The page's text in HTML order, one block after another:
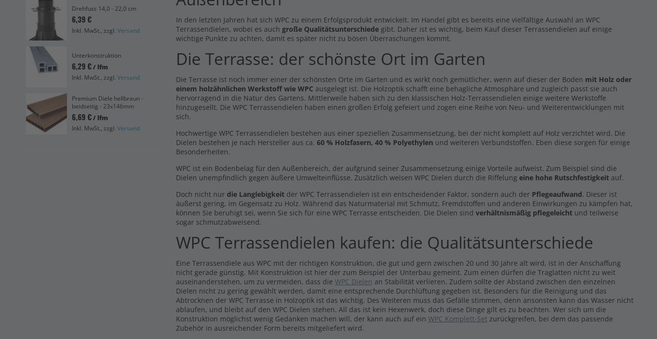
In den letzten Jahren hat sich WPC zu einem Erfolgsprodukt entwickelt. Im Handel gibt es bereits eine vielfältige Auswahl an WPC
Terrassendielen, wobei es auch große Qualitätsunterschiede gibt. Daher ist es wichtig, beim Kauf dieser Terrassendielen auf einige
wichtige Punkte zu achten, damit es später nicht zu bösen Überraschungen kommt.
Die Terrasse: der schönste Ort im Garten
Die Terrasse ist noch immer einer der schönsten Orte im Garten und es wirkt noch gemütlicher, wenn auf dieser der Boden mit Holz oder
einem holzähnlichen Werkstoff wie WPC ausgelegt ist. Die Holzoptik schafft eine behagliche Atmosphäre und zugleich passt sie auch
hervorragend in die Natur des Gartens. Mittlerweile haben sich zu den klassischen Holz-Terrassendielen einige weitere Werkstoffe
hinzugesellt. Die WPC Terrassendielen haben einen großen Erfolg gefeiert und zogen eine Reihe von Neu- und Weiterentwicklungen mit
sich.
Hochwertige WPC Terrassendielen bestehen aus einer speziellen Zusammensetzung, bei der nicht komplett auf Holz verzichtet wird. Die
Dielen bestehen je nach Hersteller aus ca. 60 % Holzfasern, 40 % Polyethylen und weiteren Verbundstoffen. Eben diese sorgen für einige
Besonderheiten.
WPC ist ein Bodenbelag für den Außenbereich, der aufgrund seiner Zusammensetzung einige Vorteile aufweist. Zum Beispiel sind die
Dielen unempfindlich gegen äußere Umwelteinflüsse. Zusätzlich weisen WPC Dielen durch die Riffelung eine hohe Rutschfestigkeitauf.
Doch nicht nur die Langlebigkeitder WPC Terrassendielen ist ein entscheidender Faktor, sondern auch der Pflegeaufwand. Dieser ist
äußerst gering, im Gegensatz zu Holz. Während das Naturmaterial mit Schmutz, Fremdstoffen und anderen Einwirkungen zu kämpfen hat,
können Sie beruhigt sei, wenn Sie sich für eine WPC Terrasse entscheiden. Die Dielen sind verhältnismäßig pflegeleichtund teilweise
sogar schmutzabweisend.
WPC Terrassendielen kaufen: die Qualitätsunterschiede
Eine Terrassendiele aus WPC mit der richtigen Konstruktion, die gut und gern zwischen 20 und 30 Jahre alt wird, ist in der Anschaffung
nicht gerade günstig. Mit Konstruktion ist hier der zum Beispiel der Unterbau gemeint. Zum einen dürfen die Traglatten nicht zu weit
auseinanderstehen, um zu vermeiden, dass die WPC Dielen an Stabilität verlieren. Zudem sollte der Abstand zwischen den einzelnen
Dielen nicht zu gering gewählt werden, damit eine entsprechende Durchlüftung gegeben ist. Besonders für die Reinigung und das
Abtrocknen der WPC Terrasse in Holzoptik ist das wichtig. Des Weiteren muss das Gefälle stimmen, denn ansonsten kann das Wasser nicht
ablaufen, und bleibt auf den WPC Dielen stehen. All das ist kein Hexenwerk, doch diese Dinge gilt es zu beachten. Wer sich um die
Konstruktion möglichst wenig Gedanken machen will, der kann auch auf ein WPC Komplett-Setzurückgreifen, bei dem das passende
Zubehör in ausreichender Form bereits mitgeliefert wird.
Drehfuss 14,0 - 22,0 cm
6,39 €
Inkl. MwSt., zzgl. Versand
Unterkonstruktion
6,29 €/ lfm
Inkl. MwSt., zzgl. Versand
Premium Diele hellbraun -
beidseitig - 23x146mm
6,69 €/ lfm
Inkl. MwSt., zzgl. Versand
Unterlegepads /
13,99 €
Inkl. MwSt., zzgl. Versand
Premium Diele dunkelbraun -
beidseitig - 23x146mm
Inkl. MwSt., zzgl.Versand
Volldiele dunkelgrau -
beidseitig - 20x140mm
Inkl. MwSt., zzgl.Versand
5,49 €/ lfm
Inkl. MwSt., zzgl. Versand
Fugendichtband
249,50 €
Inkl. MwSt., zzgl. Versand
Volldielen Komplett Set 5m
Dielen -beidseitig-